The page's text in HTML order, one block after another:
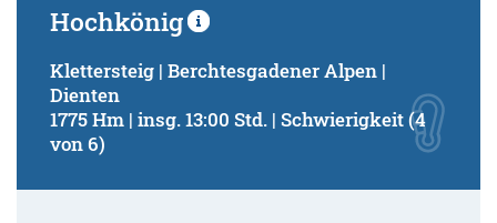
Hochkönig
Klettersteig | Berchtesgadener Alpen |
Dienten
1775 Hm | insg. 13:00 Std. | Schwierigkeit (4
von 6)